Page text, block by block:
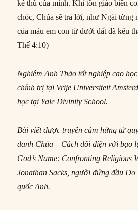
kẻ thù của mình. Khi tôn giáo biến
chóc, Chúa sẽ trả lời, như Ngài từng
của máu em con từ dưới đất đã kêu
Thế 4:10)
Nghiêm Anh Thảo tốt nghiệp cao
chính trị tại Vrije Universiteit
học tại Yale Divinity School.
Bài viết được truyền cảm hứng từ
danh Chúa – Cách đối diện với bạo
God’s Name: Confronting Religious
Jonathan Sacks, người đứng đầu
quốc Anh.